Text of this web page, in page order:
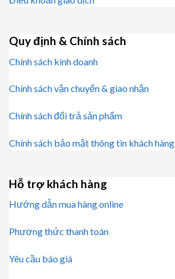
Quy định & Chính sách
Chính sách kinh doanh
Chính sách vận chuyển & giao nhận
Chính sách đổi trả sản phẩm
Chính sách bảo mật thông tin khách hàng
Hỗ trợ khách hàng
Hướng dẫn mua hàng online
Phương thức thanh toán
Yêu cầu báo giá